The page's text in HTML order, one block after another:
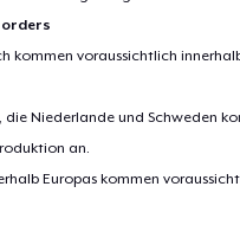
orders
kommen voraussichtlich
die Niederlande und Schweden
an.
Europas kommen
Classic Crew Neck